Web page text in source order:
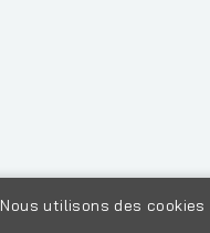
Nous utilisons des